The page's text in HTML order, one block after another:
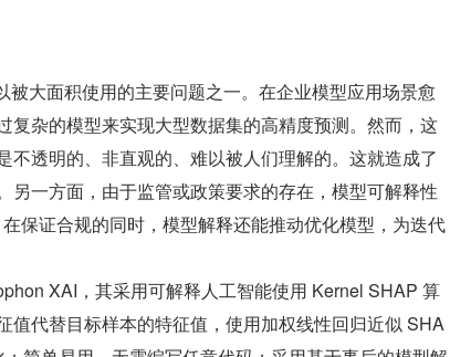
被大面积使用的主要问题之一。在企业模型应用场景愈
复杂的模型来实现大型数据集的高精度预测。然而，这
不透明的、非直观的、难以被人们理解的。这就造成了
另一方面，由于监管或政策要求的存在，模型可解释性
保证合规的同时，模型解释还能推动优化模型，为迭代
XAI，其采用可解释人工智能使用 Kernel SHAP 算
值代替目标样本的特征值，使用加权线性回归近似 SHA